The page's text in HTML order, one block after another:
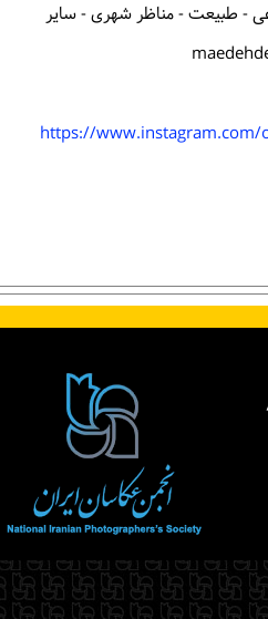
- طبیعت - مناظر شهری - سایر
https://www.instagram.com/